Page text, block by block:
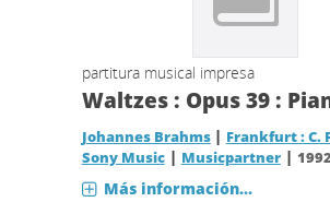
partitura musical impresa
Waltzes : Opus 39 :
Johannes Brahms | Frankfurt : C.
Sony Music| Musicpartner| 1992
Más información...